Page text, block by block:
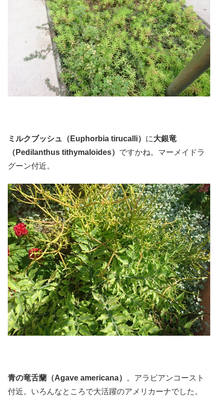
ミルクブッシュ（Euphorbia tirucalli） に大銀竜
（Pedilanthus tithymaloides） ですかね。マーメイドラ
グーン付近。
青の竜舌蘭（Agave americana）
。アラビアンコースト
付近。いろんなところで大活躍のアメリカーナでした。